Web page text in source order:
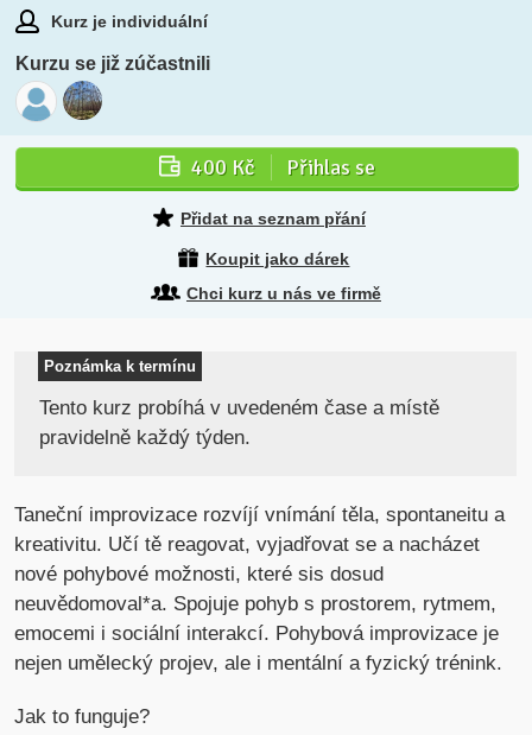
Kurz je individuální
Kurzu se již zúčastnili
400 Kč Přihlas se
Přidat na seznam přání
Koupit jako dárek
Chci kurz u nás ve firmě
Poznámka k termínu
Tento kurz probíhá v uvedeném čase a místě
pravidelně každý týden.
Taneční improvizace rozvíjí vnímání těla, spontaneitu a
kreativitu. Učí tě reagovat, vyjadřovat se a nacházet
nové pohybové možnosti, které sis dosud
neuvědomoval*a. Spojuje pohyb s prostorem, rytmem,
emocemi i sociální interakcí. Pohybová improvizace je
nejen umělecký projev, ale i mentální a fyzický trénink.
Jak to funguje?